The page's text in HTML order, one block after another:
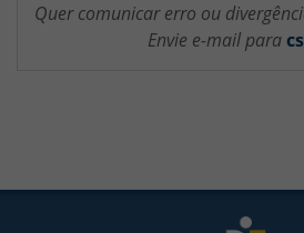
Quer comunicar erro ou
Envie e-mail para